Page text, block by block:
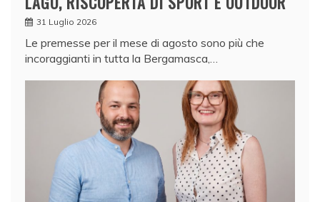
31 Luglio 2026
Le premesse per il mese di agosto sono più che
incoraggianti in tutta la Bergamasca,…